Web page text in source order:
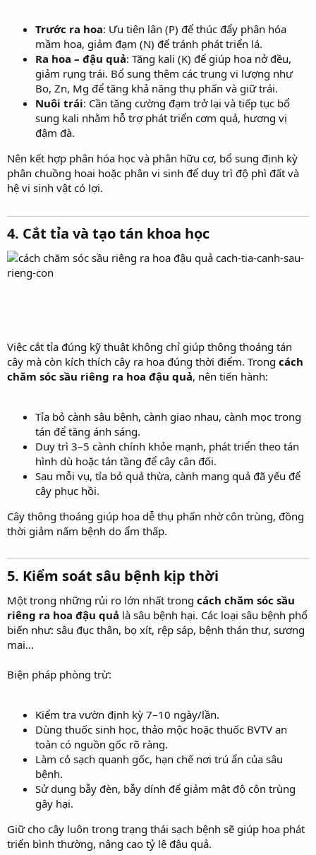
Trước ra hoa: Ưu tiên lân (P) để thúc đẩy phân hóa
mầm hoa, giảm đạm (N) để tránh phát triển lá.
Ra hoa – đậu quả: Tăng kali (K) để giúp hoa nở đều,
giảm rụng trái. Bổ sung thêm các trung vi lượng như
Bo, Zn, Mg để tăng khả năng thụ phấn và giữ trái.
Nuôi trái: Cần tăng cường đạm trở lại và tiếp tục bổ
sung kali nhằm hỗ trợ phát triển cơm quả, hương vị
đậm đà.
Nên kết hợp phân hóa học và phân hữu cơ, bổ sung định kỳ
phân chuồng hoai hoặc phân vi sinh để duy trì độ phì đất và
hệ vi sinh vật có lợi.
4. Cắt tỉa và tạo tán khoa học​
cach-tia-canh-sau-
rieng-con
Việc cắt tỉa đúng kỹ thuật không chỉ giúp thông thoáng tán
cây mà còn kích thích cây ra hoa đúng thời điểm. Trong cách
chăm sóc sầu riêng ra hoa đậu quả, nên tiến hành:
Tỉa bỏ cành sâu bệnh, cành giao nhau, cành mọc trong
tán để tăng ánh sáng.
Duy trì 3–5 cành chính khỏe mạnh, phát triển theo tán
hình dù hoặc tán tầng để cây cân đối.
Sau mỗi vụ, tỉa bỏ quả thừa, cành mang quả đã yếu để
cây phục hồi.
Cây thông thoáng giúp hoa dễ thụ phấn nhờ côn trùng, đồng
thời giảm nấm bệnh do ẩm thấp.
5. Kiểm soát sâu bệnh kịp thời​
Một trong những rủi ro lớn nhất trong cách chăm sóc sầu
riêng ra hoa đậu quả là sâu bệnh hại. Các loại sâu bệnh phổ
biến như: sâu đục thân, bọ xít, rệp sáp, bệnh thán thư, sương
mai…
Biện pháp phòng trừ:
Kiểm tra vườn định kỳ 7–10 ngày/lần.
Dùng thuốc sinh học, thảo mộc hoặc thuốc BVTV an
toàn có nguồn gốc rõ ràng.
Làm cỏ sạch quanh gốc, hạn chế nơi trú ẩn của sâu
bệnh.
Sử dụng bẫy đèn, bẫy dính để giảm mật độ côn trùng
gây hại.
Giữ cho cây luôn trong trạng thái sạch bệnh sẽ giúp hoa phát
triển bình thường, nâng cao tỷ lệ đậu quả.